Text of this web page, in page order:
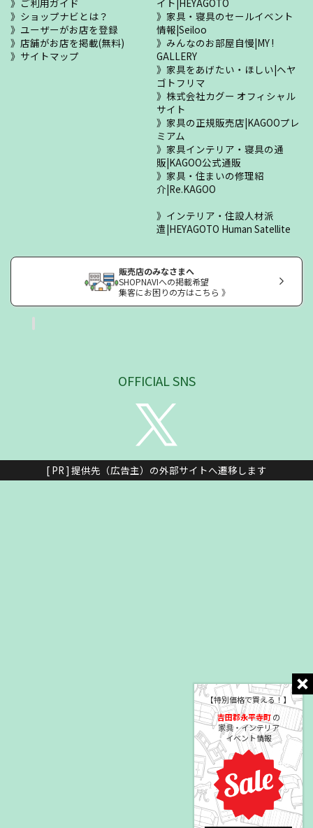
【特別価格で買える！】
吉田郡永平寺町の
家具・インテリア
イベント情報
ご利用ガイド
ショップナビとは？
ユーザーがお店を登録
店舗がお店を掲載(無料)
サイトマップ
イト|HEYAGOTO
家具・寝具のセールイベント
情報|Seiloo
みんなのお部屋自慢|MY !
GALLERY
家具をあげたい・ほしい|ヘヤ
ゴトフリマ
株式会社カグー オフィシャル
サイト
家具の正規販売店|KAGOOプレ
ミアム
家具インテリア・寝具の通
販|KAGOO公式通販
家具・住まいの修理紹
介|Re.KAGOO
インテリア・住設人材派
遣|HEYAGOTO Human Satellite
販売店のみなさまへ
SHOPNAVIへの掲載希望
集客にお困りの方はこちら 》
OFFICIAL SNS
[ PR ] 提供先（広告主）の外部サイトへ遷移します